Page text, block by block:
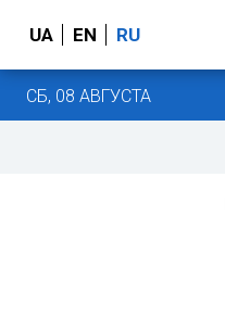
UA EN RU
СБ, 08 АВГУСТА